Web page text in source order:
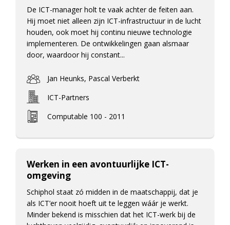
De ICT-manager holt te vaak achter de feiten aan.
Hij moet niet alleen zijn ICT-infrastructuur in de lucht
houden, ook moet hij continu nieuwe technologie
implementeren. De ontwikkelingen gaan alsmaar
door, waardoor hij constant...
Jan Heunks, Pascal Verberkt
ICT-Partners
Computable 100 - 2011
Werken in een avontuurlijke ICT-
omgeving
Schiphol staat zó midden in de maatschappij, dat je
als ICT’er nooit hoeft uit te leggen wáár je werkt.
Minder bekend is misschien dat het ICT-werk bij de